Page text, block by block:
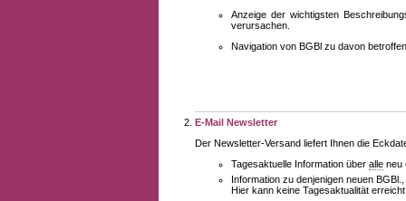
Anzeige der wichtigsten
verursachen.
Navigation von BGBl zu davon
E-Mail Newsletter
Der Newsletter-Versand liefert Ihnen die
Tagesaktuelle Information über alle neu
Information zu denjenigen neuen
Hier kann keine Tagesaktualität